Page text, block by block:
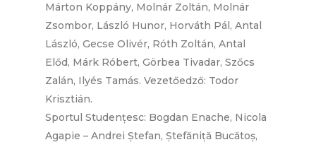
Márton Koppány, Molnár Zoltán, Molnár
Zsombor, László Hunor, Horváth Pál, Antal
László, Gecse Olivér, Róth Zoltán, Antal
Előd, Márk Róbert, Görbea Tivadar, Szőcs
Zalán, Ilyés Tamás. Vezetőedző: Todor
Krisztián.
Sportul Studențesc: Bogdan Enache, Nicola
Agapie – Andrei Ștefan, Ștefăniță Bucătoș,